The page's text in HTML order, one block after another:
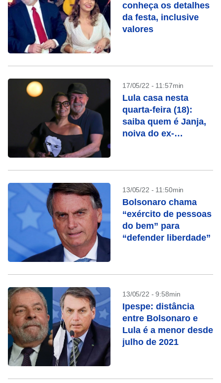
conheça os detalhes
da festa, inclusive
valores
17/05/22 - 11:57min
Lula casa nesta
quarta-feira (18):
saiba quem é Janja,
noiva do ex-
13/05/22 - 11:50min
Bolsonaro chama
“exército de pessoas
do bem” para
“defender liberdade”
13/05/22 - 9:58min
Ipespe: distância
entre Bolsonaro e
Lula é a menor desde
julho de 2021